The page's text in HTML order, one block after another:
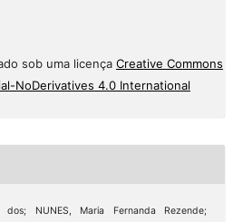
sob uma licença Creative Commons
NoDerivatives 4.0 International
dos; NUNES, Maria Fernanda Rezende;